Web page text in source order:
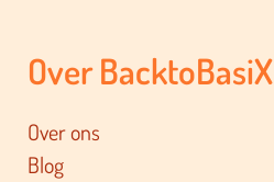
Over BacktoBasiX
Over ons
Blog